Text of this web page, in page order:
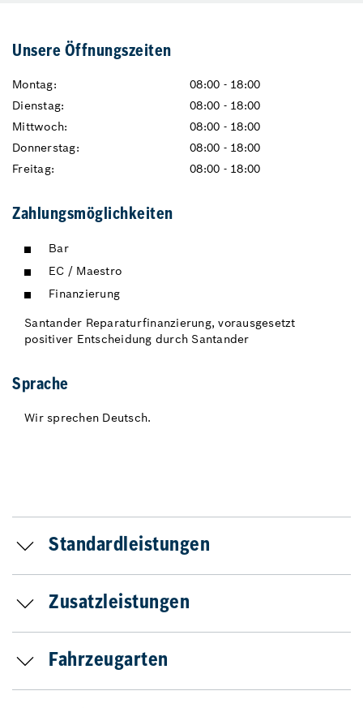
Unsere Öffnungszeiten
Montag:
08:00 - 18:00
Dienstag:
08:00 - 18:00
Mittwoch:
08:00 - 18:00
Donnerstag:
08:00 - 18:00
Freitag:
08:00 - 18:00
Zahlungsmöglichkeiten
Bar
EC / Maestro
Finanzierung
Santander Reparaturfinanzierung, vorausgesetzt
positiver Entscheidung durch Santander
Sprache
Wir sprechen Deutsch.
Standardleistungen
Zusatzleistungen
Fahrzeugarten